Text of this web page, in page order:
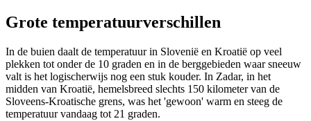
Grote temperatuurverschillen
In de buien daalt de temperatuur in Slovenië en Kroatië op veel
plekken tot onder de 10 graden en in de berggebieden waar sneeuw
valt is het logischerwijs nog een stuk kouder. In Zadar, in het
midden van Kroatië, hemelsbreed slechts 150 kilometer van de
Sloveens-Kroatische grens, was het 'gewoon' warm en steeg de
temperatuur vandaag tot 21 graden.